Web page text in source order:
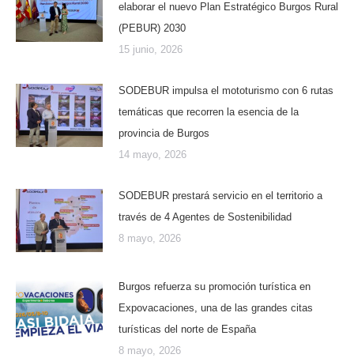
elaborar el nuevo Plan Estratégico Burgos Rural
(PEBUR) 2030
15 junio, 2026
SODEBUR impulsa el mototurismo con 6 rutas
temáticas que recorren la esencia de la
provincia de Burgos
14 mayo, 2026
SODEBUR prestará servicio en el territorio a
través de 4 Agentes de Sostenibilidad
8 mayo, 2026
Burgos refuerza su promoción turística en
Expovacaciones, una de las grandes citas
turísticas del norte de España
8 mayo, 2026